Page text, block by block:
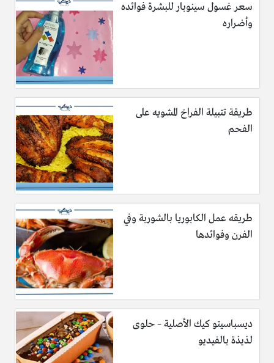
سعر غسول سينوبار للبشرة فوائده
وأضراره
طريقة تتبيلة الفراخ المشويه على
الفحم
طريقه عمل الكابوريا بالشوربة وفي
الفرن وفوائدها
ديسباسيتو كيك الأصلية – حلوى
لذيذة بالفيديو